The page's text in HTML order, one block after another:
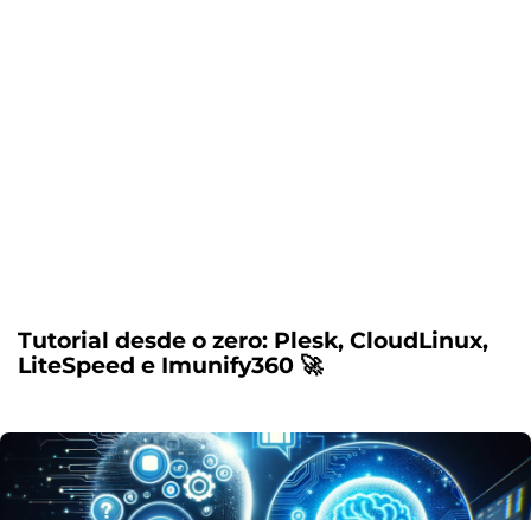
Tutorial desde o zero: Plesk, CloudLinux,
LiteSpeed e Imunify360 🚀